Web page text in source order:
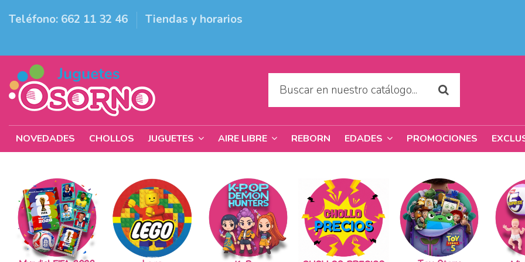
Teléfono: 662 11 32 46 Tiendas y horarios
NOVEDADES CHOLLOS JUGUETES AIRE LIBRE REBORN EDADES PROMOCIONES